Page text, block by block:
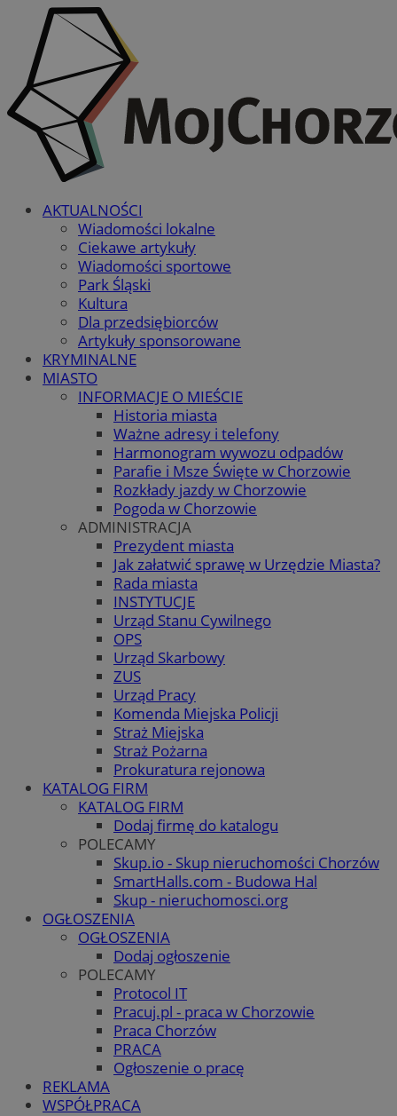
AKTUALNOŚCI
Wiadomości lokalne
Ciekawe artykuły
Wiadomości sportowe
Park Śląski
Kultura
Dla przedsiębiorców
Artykuły sponsorowane
KRYMINALNE
MIASTO
INFORMACJE O MIEŚCIE
Historia miasta
Ważne adresy i telefony
Harmonogram wywozu odpadów
Parafie i Msze Święte w Chorzowie
Rozkłady jazdy w Chorzowie
Pogoda w Chorzowie
ADMINISTRACJA
Prezydent miasta
Jak załatwić sprawę w Urzędzie Miasta?
Rada miasta
INSTYTUCJE
Urząd Stanu Cywilnego
OPS
Urząd Skarbowy
ZUS
Urząd Pracy
Komenda Miejska Policji
Straż Miejska
Straż Pożarna
Prokuratura rejonowa
KATALOG FIRM
KATALOG FIRM
Dodaj firmę do katalogu
POLECAMY
Skup.io - Skup nieruchomości Chorzów
SmartHalls.com - Budowa Hal
Skup - nieruchomosci.org
OGŁOSZENIA
OGŁOSZENIA
Dodaj ogłoszenie
POLECAMY
Protocol IT
Pracuj.pl - praca w Chorzowie
Praca Chorzów
PRACA
Ogłoszenie o pracę
REKLAMA
WSPÓŁPRACA